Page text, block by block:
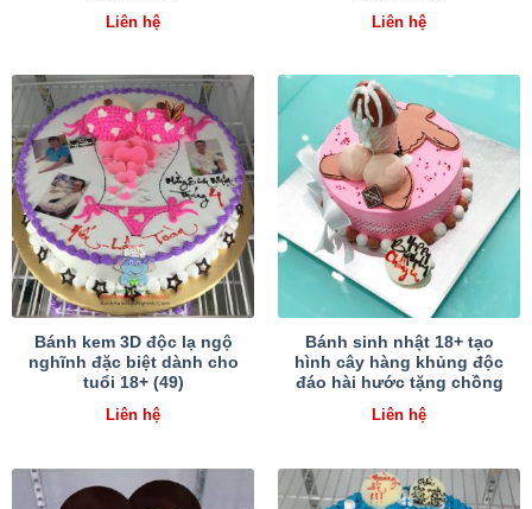
Liên hệ
Liên hệ
Bánh kem 3D độc lạ ngộ
nghĩnh đặc biệt dành cho
tuổi 18+ (49)
Liên hệ
Bánh sinh nhật 18+ tạo
hình cây hàng khủng độc
đáo hài hước tặng chồng
Liên hệ